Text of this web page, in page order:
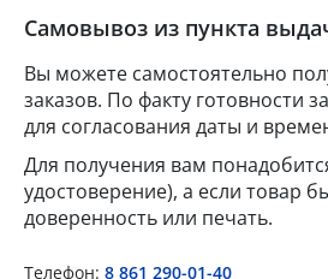
Самовывоз из пункта
Вы можете самостоятельно
заказов. По факту готовности
для согласования даты и
Для получения вам
удостоверение), а если товар
доверенность или печать.
Телефон: 8 861 290-01-40